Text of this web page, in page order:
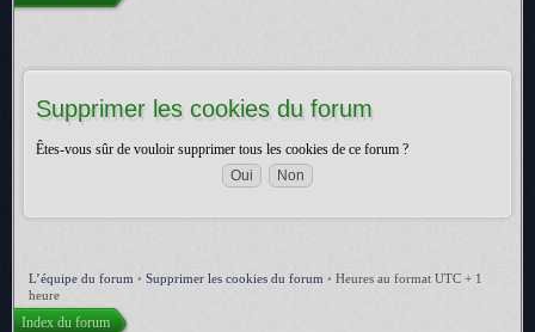
Supprimer les cookies du forum
Êtes-vous sûr de vouloir supprimer tous les cookies de ce forum ?
L’équipe du forum • Supprimer les cookies du forum • Heures au format UTC + 1
heure
Index du forum